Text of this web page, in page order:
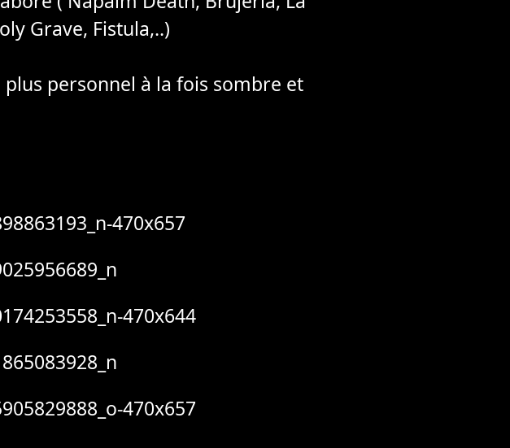
Grave, Fistula,..)
personnel à la fois sombre et